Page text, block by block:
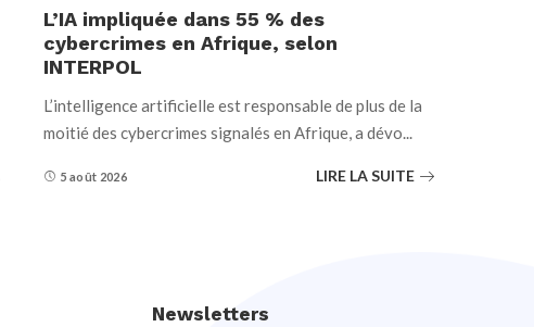
L’IA impliquée dans 55 % des
cybercrimes en Afrique, selon
INTERPOL
L’intelligence artificielle est responsable de plus de la
moitié des cybercrimes signalés en Afrique, a dévo...
5 août 2026 LIRE LA SUITE
Newsletters